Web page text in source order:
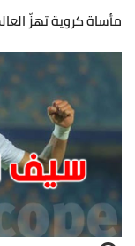
مأساة كروية تهزّ